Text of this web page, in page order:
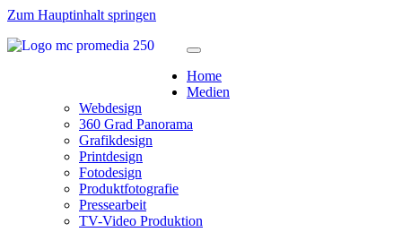
Zum Hauptinhalt springen
Home
Medien
Webdesign
360 Grad Panorama
Grafikdesign
Printdesign
Fotodesign
Produktfotografie
Pressearbeit
TV-Video Produktion